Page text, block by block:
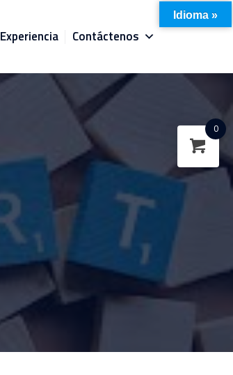
Experiencia Contáctenos
Idioma »
0